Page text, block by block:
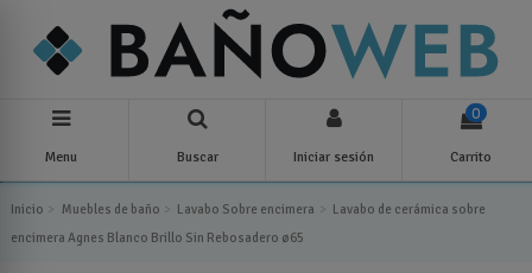
Menu Buscar Iniciar sesión
0
Carrito
Inicio Muebles de baño Lavabo Sobre encimera
Lavabo de cerámica sobre
encimera Agnes Blanco Brillo Sin Rebosadero ø65